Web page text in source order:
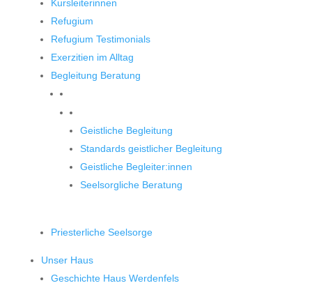
Kursleiterinnen
Refugium
Refugium Testimonials
Exerzitien im Alltag
Begleitung Beratung
Geistliche Begleitung
Standards geistlicher Begleitung
Geistliche Begleiter:innen
Seelsorgliche Beratung
Priesterliche Seelsorge
Unser Haus
Geschichte Haus Werdenfels